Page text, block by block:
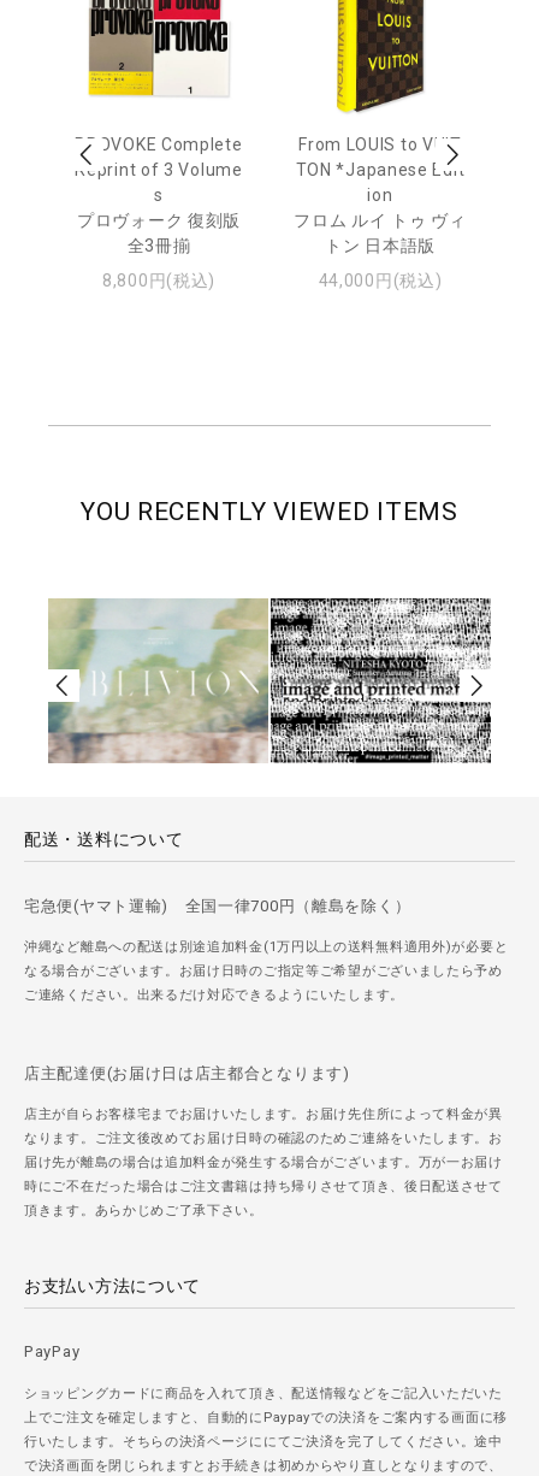
PROVOKE Complete
Reprint of 3 Volume
s
プロヴォーク 復刻版
全3冊揃
8,800円(税込)
From LOUIS to VUIT
TON *Japanese Edit
ion
フロム ルイ トゥ ヴィ
トン 日本語版
44,000円(税込)
YOU RECENTLY VIEWED ITEMS
配送・送料について
宅急便(ヤマト運輸) 全国一律700円（離島を除く）
沖縄など離島への配送は別途追加料金(1万円以上の送料無料適用外)が必要と
なる場合がございます。お届け日時のご指定等ご希望がございましたら予め
ご連絡ください。出来るだけ対応できるようにいたします。
店主配達便(お届け日は店主都合となります)
店主が自らお客様宅までお届けいたします。お届け先住所によって料金が異
なります。ご注文後改めてお届け日時の確認のためご連絡をいたします。お
届け先が離島の場合は追加料金が発生する場合がございます。万が一お届け
時にご不在だった場合はご注文書籍は持ち帰りさせて頂き、後日配送させて
頂きます。あらかじめご了承下さい。
お支払い方法について
PayPay
ショッピングカードに商品を入れて頂き、配送情報などをご記入いただいた
上でご注文を確定しますと、自動的にPaypayでの決済をご案内する画面に移
行いたします。そちらの決済ページににてご決済を完了してください。途中
で決済画面を閉じられますとお手続きは初めからやり直しとなりますので、